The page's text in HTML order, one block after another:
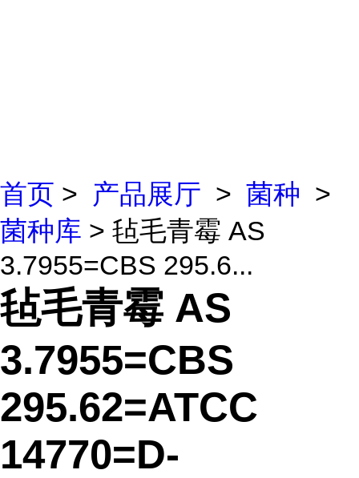
首页 > 产品展厅 > 菌种 >
菌种库 > 毡毛青霉 AS
3.7955=CBS 295.6...
毡毛青霉 AS
3.7955=CBS
295.62=ATCC
14770=D-